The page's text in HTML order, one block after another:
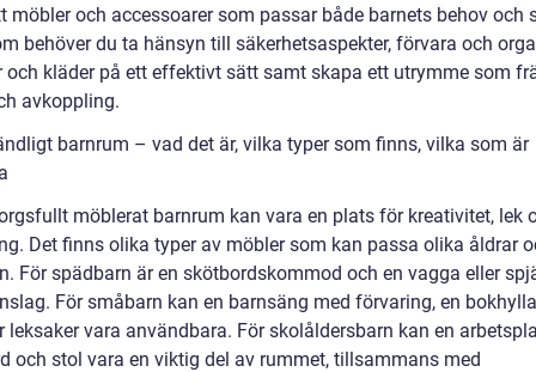
möbler och accessoarer som passar både barnets behov och
behöver du ta hänsyn till säkerhetsaspekter, förvara och
och kläder på ett effektivt sätt samt skapa ett utrymme som
avkoppling.
barnrum – vad det är, vilka typer som finns, vilka som är
möblerat barnrum kan vara en plats för kreativitet, lek
Det finns olika typer av möbler som kan passa olika åldrar
För spädbarn är en skötbordskommod och en vagga eller
För småbarn kan en barnsäng med förvaring, en
leksaker vara användbara. För skolåldersbarn kan en
och stol vara en viktig del av rummet, tillsammans med